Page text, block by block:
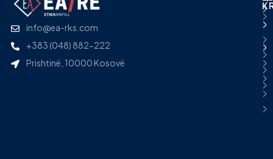
info@ea-rks.com
+383 (048) 882-222
Prishtinë, 10000 Kosovë